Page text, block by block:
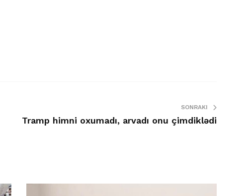
SONRAKI
Tramp himni oxumadı, arvadı onu çimdiklədi